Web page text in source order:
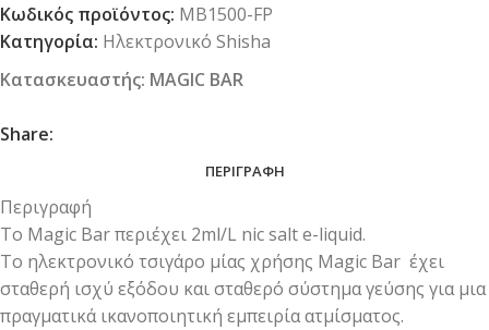
Κωδικός προϊόντος: MB1500-FP
Κατηγορία: Ηλεκτρονικό Shisha
Κατασκευαστής: MAGIC BAR
Share:
ΠΕΡΙΓΡΑΦΉ
Περιγραφή
Το Magic Bar περιέχει 2ml/L nic salt e-liquid.
Το ηλεκτρονικό τσιγάρο μίας χρήσης Magic Bar έχει
σταθερή ισχύ εξόδου και σταθερό σύστημα γεύσης για μια
πραγματικά ικανοποιητική εμπειρία ατμίσματος.